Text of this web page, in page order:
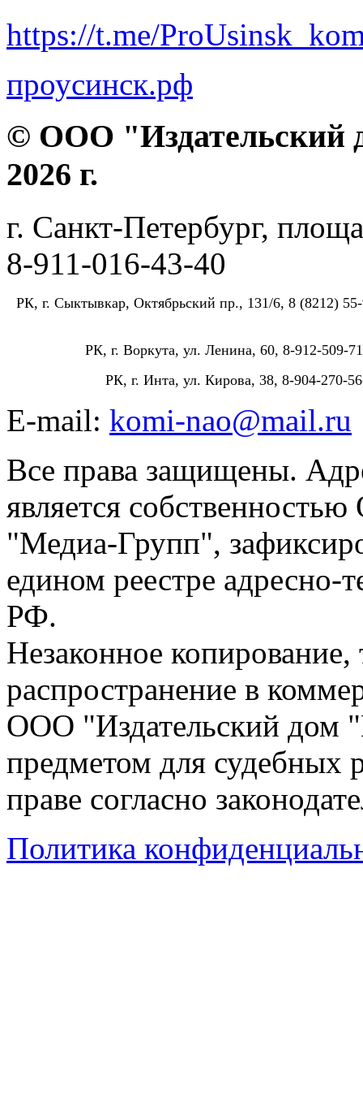
https://t.me/
проусинск.рф
© ООО "Издательский
2026 г.
г. Санкт-Петербург,
8-911-016-43-40
РК, г. Сыктывкар, Октябрьский пр., 131/6, 8 (8212)
РК, г. Воркута, ул. Ленина, 60, 8-912-509-
РК, г. Инта, ул. Кирова, 38, 8-904-270-
E-mail: komi-nao@mail.ru
Все права защищены.
является
"Медиа-Групп",
едином реестре адресно-
РФ.
Незаконное
распространение в
ООО "Издательский дом
предметом для судебных
праве согласно
Политика